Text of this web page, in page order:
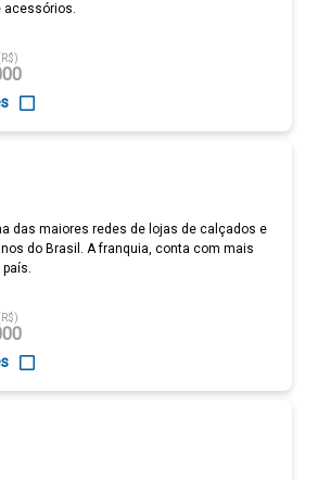
acessórios.
das maiores redes de lojas de calçados e
do Brasil. A franquia, conta com mais